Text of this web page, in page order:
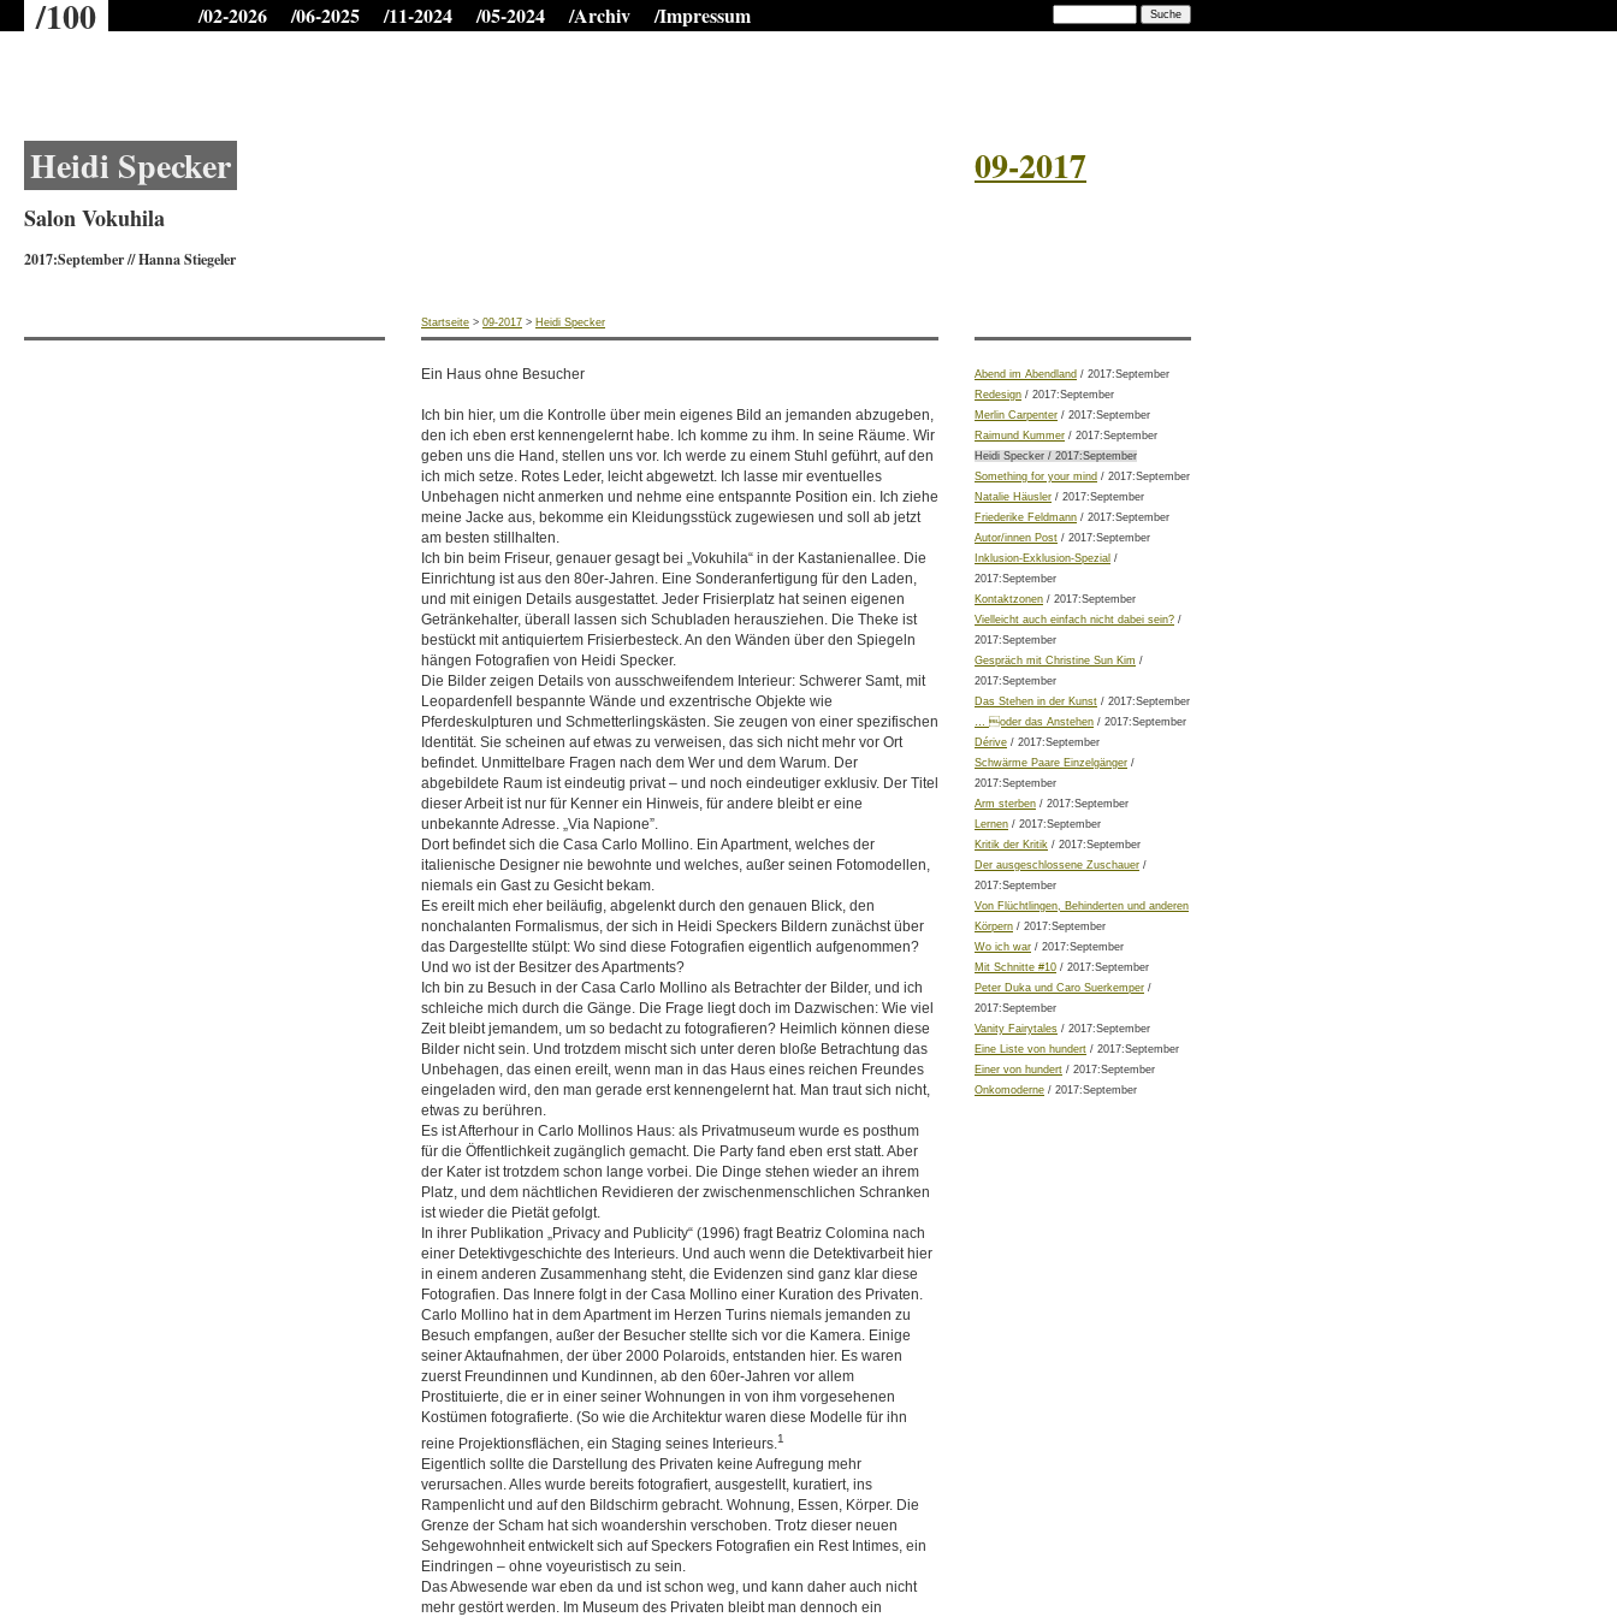
/100 /02-2026 /06-2025 /11-2024 /05-2024 /Archiv /Impressum
Heidi Specker
Salon Vokuhila
2017:September//Hanna Stiegeler
Startseite > 09-2017 > Heidi Specker
09-2017
Abend im Abendland / 2017:September
Redesign / 2017:September
Merlin Carpenter / 2017:September
Raimund Kummer / 2017:September
Heidi Specker / 2017:September
Something for your mind / 2017:September
Natalie Häusler / 2017:September
Friederike Feldmann / 2017:September
Autor/innen Post / 2017:September
Inklusion-Exklusion-Spezial /
2017:September
Kontaktzonen / 2017:September
Vielleicht auch einfach nicht dabei sein? /
2017:September
Gespräch mit Christine Sun Kim /
2017:September
Das Stehen in der Kunst / 2017:September
… oder das Anstehen / 2017:September
Dérive / 2017:September
Schwärme Paare Einzelgänger /
2017:September
Arm sterben / 2017:September
Lernen / 2017:September
Kritik der Kritik / 2017:September
Der ausgeschlossene Zuschauer /
2017:September
Von Flüchtlingen, Behinderten und anderen
Körpern / 2017:September
Wo ich war / 2017:September
Mit Schnitte #10 / 2017:September
Peter Duka und Caro Suerkemper /
2017:September
Vanity Fairytales / 2017:September
Eine Liste von hundert / 2017:September
Einer von hundert / 2017:September
Onkomoderne / 2017:September
Ein Haus ohne Besucher
Ich bin hier, um die Kontrolle über mein eigenes Bild an jemanden abzugeben,
den ich eben erst kennengelernt habe. Ich komme zu ihm. In seine Räume. Wir
geben uns die Hand, stellen uns vor. Ich werde zu einem Stuhl geführt, auf den
ich mich setze. Rotes Leder, leicht abgewetzt. Ich lasse mir eventuelles
Unbehagen nicht anmerken und nehme eine entspannte Position ein. Ich ziehe
meine Jacke aus, bekomme ein Kleidungsstück zugewiesen und soll ab jetzt
am besten stillhalten.
Ich bin beim Friseur, genauer gesagt bei „Vokuhila“ in der Kastanienallee. Die
Einrichtung ist aus den 80er-Jahren. Eine Sonderanfertigung für den Laden,
und mit einigen Details ausgestattet. Jeder Frisierplatz hat seinen eigenen
Getränkehalter, überall lassen sich Schubladen herausziehen. Die Theke ist
bestückt mit antiquiertem Frisierbesteck. An den Wänden über den Spiegeln
hängen Fotografien von Heidi Specker.
Die Bilder zeigen Details von ausschweifendem Interieur: Schwerer Samt, mit
Leopardenfell bespannte Wände und exzentrische Objekte wie
Pferdeskulpturen und Schmetterlingskästen. Sie zeugen von einer spezifischen
Identität. Sie scheinen auf etwas zu verweisen, das sich nicht mehr vor Ort
befindet. Unmittelbare Fragen nach dem Wer und dem Warum. Der
abgebildete Raum ist eindeutig privat – und noch eindeutiger exklusiv. Der Titel
dieser Arbeit ist nur für Kenner ein Hinweis, für andere bleibt er eine
unbekannte Adresse. „Via Napione”.
Dort befindet sich die Casa Carlo Mollino. Ein Apartment, welches der
italienische Designer nie bewohnte und welches, außer seinen Fotomodellen,
niemals ein Gast zu Gesicht bekam.
Es ereilt mich eher beiläufig, abgelenkt durch den genauen Blick, den
nonchalanten Formalismus, der sich in Heidi Speckers Bildern zunächst über
das Dargestellte stülpt: Wo sind diese Fotografien eigentlich aufgenommen?
Und wo ist der Besitzer des Apartments?
Ich bin zu Besuch in der Casa Carlo Mollino als Betrachter der Bilder, und ich
schleiche mich durch die Gänge. Die Frage liegt doch im Dazwischen: Wie viel
Zeit bleibt jemandem, um so bedacht zu fotografieren? Heimlich können diese
Bilder nicht sein. Und trotzdem mischt sich unter deren bloße Betrachtung das
Unbehagen, das einen ereilt, wenn man in das Haus eines reichen Freundes
eingeladen wird, den man gerade erst kennengelernt hat. Man traut sich nicht,
etwas zu berühren.
Es ist Afterhour in Carlo Mollinos Haus: als Privatmuseum wurde es posthum
für die Öffentlichkeit zugänglich gemacht. Die Party fand eben erst statt. Aber
der Kater ist trotzdem schon lange vorbei. Die Dinge stehen wieder an ihrem
Platz, und dem nächtlichen Revidieren der zwischenmenschlichen Schranken
ist wieder die Pietät gefolgt.
In ihrer Publikation „Privacy and Publicity“ (1996) fragt ­Beatriz Colomina nach
einer Detektivgeschichte des Interieurs. Und auch wenn die Detektivarbeit hier
in einem anderen Zusammenhang steht, die Evidenzen sind ganz klar diese
Fotografien. Das Innere folgt in der Casa Mollino einer Kuration des Privaten.
Carlo Mollino hat in dem Apartment im Herzen Turins niemals jemanden zu
Besuch empfangen, außer der Besucher stellte sich vor die Kamera. Einige
seiner Aktaufnahmen, der über 2000 Polaroids, entstanden hier. Es waren
zuerst Freundinnen und Kundinnen, ab den 60er-Jahren vor allem
Prostituierte, die er in einer seiner Wohnungen in von ihm vorgesehenen
Kostümen fotografierte. (So wie die Architektur waren diese Modelle für ihn
reine Projektionsflächen, ein Staging seines Interieurs.1
Eigentlich sollte die Darstellung des Privaten keine Aufregung mehr
verursachen. Alles wurde bereits fotografiert, ausgestellt, kuratiert, ins
Rampenlicht und auf den Bildschirm gebracht. Wohnung, Essen, Körper. Die
Grenze der Scham hat sich woandershin verschoben. Trotz dieser neuen
Sehgewohnheit entwickelt sich auf Speckers Fotografien ein Rest Intimes, ein
Eindringen – ohne voyeuristisch zu sein.
Das Abwesende war eben da und ist schon weg, und kann daher auch nicht
mehr gestört werden. Im Museum des Privaten bleibt man dennoch ein